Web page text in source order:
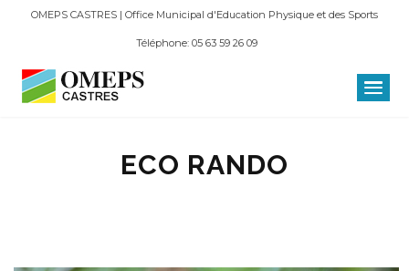
OMEPS CASTRES | Office Municipal d'Education Physique et des Sports
Téléphone: 05 63 59 26 09
ECO RANDO